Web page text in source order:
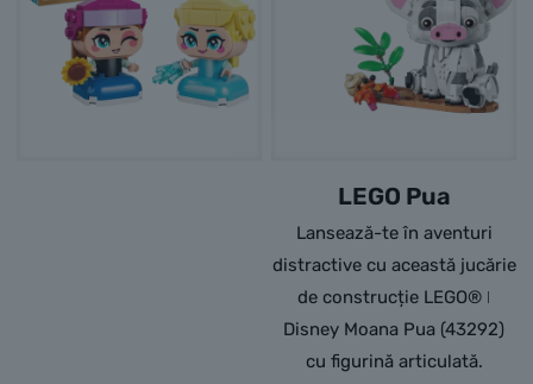
LEGO Pua
Lansează-te în aventuri
distractive cu această jucărie
de construcție LEGO® ǀ
Disney Moana Pua (43292)
cu figurină articulată.